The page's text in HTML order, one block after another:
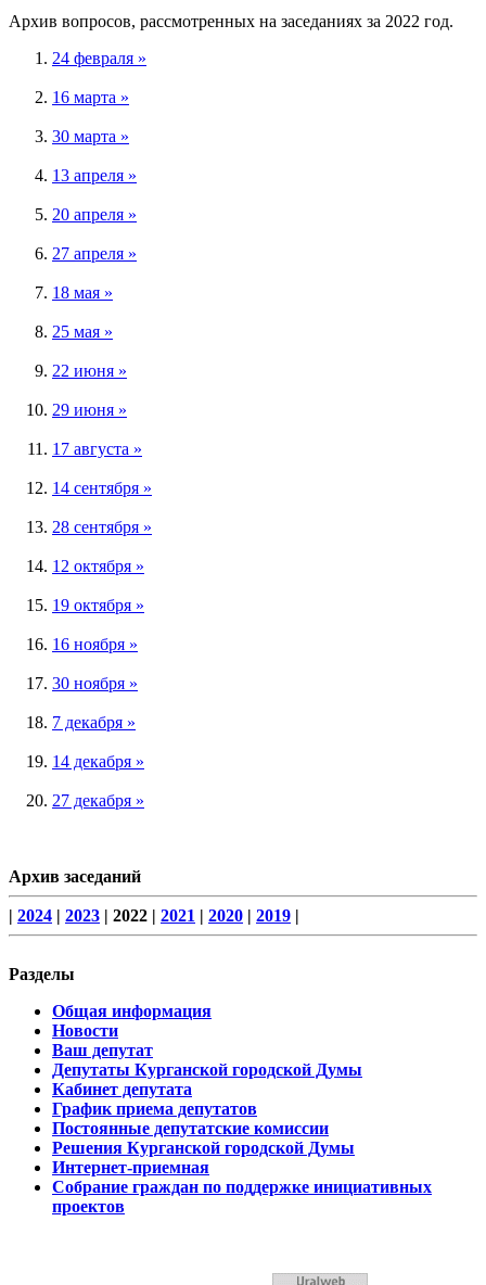
Архив вопросов, рассмотренных на заседаниях за 2022 год.
24 февраля »
16 марта »
30 марта »
13 апреля »
20 апреля »
27 апреля »
18 мая »
25 мая »
22 июня »
29 июня »
17 августа »
14 сентября »
28 сентября »
12 октября »
19 октября »
16 ноября »
30 ноября »
7 декабря »
14 декабря »
27 декабря »
Архив заседаний
| 2024 | 2023 | 2022 | 2021 | 2020 | 2019 |
Разделы
Общая информация
Новости
Ваш депутат
Депутаты Курганской городской Думы
Кабинет депутата
График приема депутатов
Постоянные депутатские комиссии
Решения Курганской городской Думы
Интернет-приемная
Собрание граждан по поддержке инициативных
проектов